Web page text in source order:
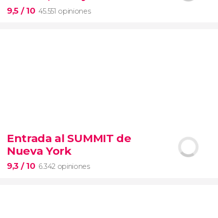
entrada preferente
9,5 / 10 45.551 opiniones
visita guiada por el Coliseo, Foro y Palatino
tour
en español
Entrada al SUMMIT de
Nueva York
9,3 / 10 6.342 opiniones